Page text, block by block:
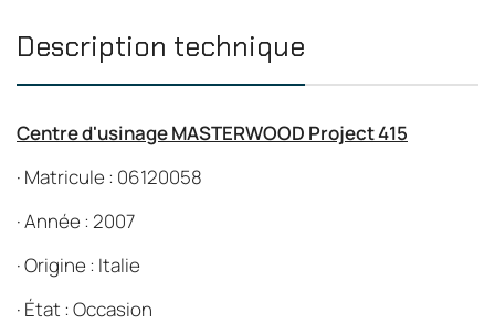
Description technique
Centre d'usinage MASTERWOOD Project 415
· Matricule : 06120058
·Année : 2007
·Origine : Italie
· État : Occasion